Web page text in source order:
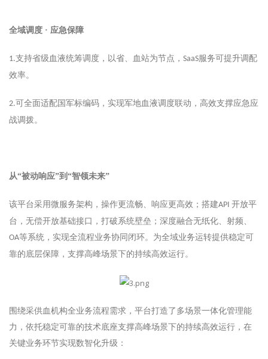
全域调度 · 应急保障
1.支持省级血液统筹调度，以省、血站为节点， SaaS服务可提升调配
效率。
2.可全面适配国军标编码，实现军地血液调度联动，高效支撑应急应
战调拨。
从“被动响应”到“智领未来”
该平台采用微服务架构，操作更流畅、响应更高效；搭建API 开放平
台，无偿开放基础接口，打破系统壁垒；深度融合无纸化、射频、
OA等系统，实现全流程业务协同闭环。为全域业务运转提供稳定可
靠的底层保障，支撑高峰场景下的持续高效运行。
围绕采供血机构全业务流程需求，平台打造了多场景一体化管理能
力，依托稳定可靠的技术底座支撑高峰场景下的持续高效运行，在
关键业务环节实现数智化升级：